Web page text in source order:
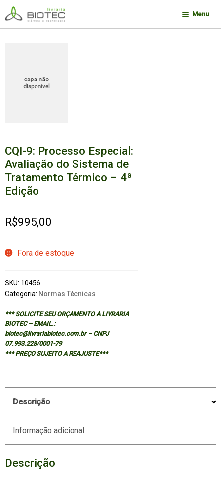
Pular
para
navegação
Pular
para
o
conteúdo
Menu
CQI-9: Processo Especial:
Avaliação do Sistema de
Tratamento Térmico – 4ª
Edição
R$995,00
Fora de estoque
SKU: 10456
Categoria: Normas Técnicas
*** SOLICITE SEU ORÇAMENTO A LIVRARIA
BIOTEC – EMAIL.:
biotec@livrariabiotec.com.br – CNPJ
07.993.228/0001-79
*** PREÇO SUJEITO A REAJUSTE***
Descrição
Informação adicional
Descrição